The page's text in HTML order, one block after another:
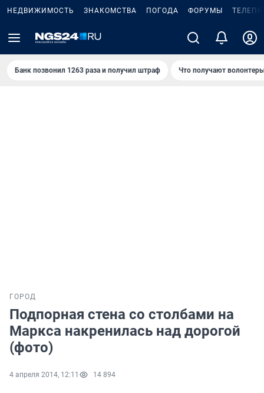
НЕДВИЖИМОСТЬ ЗНАКОМСТВА ПОГОДА ФОРУМЫ
Банк позвонил 1263 раза и получил штраф Что получают
ГОРОД
Подпорная стена со столбами на
Маркса накренилась над дорогой
(фото)
4 апреля 2014, 12:11 14 894